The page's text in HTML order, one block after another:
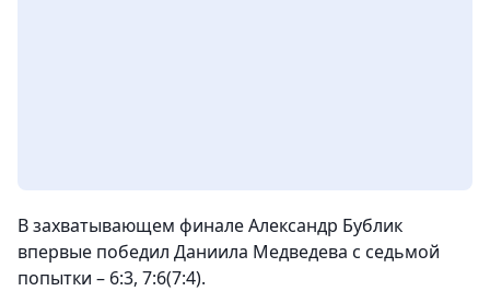
В захватывающем финале Александр Бублик
впервые победил Даниила Медведева с седьмой
попытки – 6:3, 7:6(7:4).